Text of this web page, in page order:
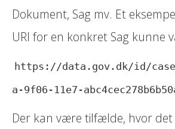
Dokument, Sag mv. Et
URI for en konkret Sag kunne
https://data.gov.dk/id/case/
a-9f06-11e7-
Der kan være tilfælde, hvor